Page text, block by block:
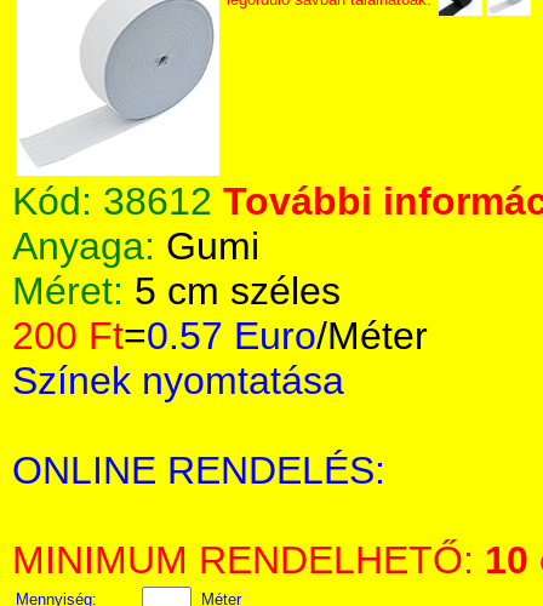
Kód: 38612 További
Anyaga: Gumi
Méret: 5 cm széles
200 Ft=0.57 Euro/Méter
Színek nyomtatása
ONLINE RENDELÉS:
MINIMUM RENDELHETŐ: 10
Mennyiség:
Méter